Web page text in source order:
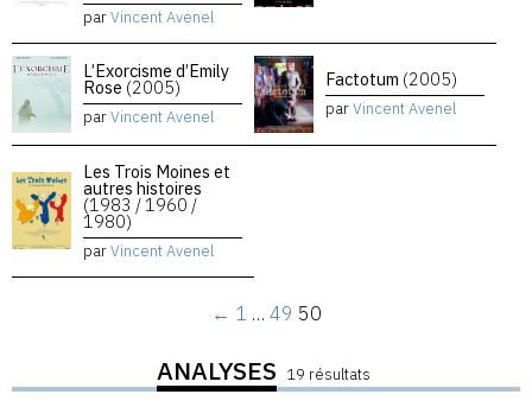
parVincent Avenel
L’Exorcisme d’Emily
Rose (2005)
parVincent Avenel
Factotum (2005)
parVincent Avenel
Les Trois Moines et
autres histoires
(1983 / 1960 /
1980)
parVincent Avenel
← 1 … 49 50
ANALYSES 19 résultats